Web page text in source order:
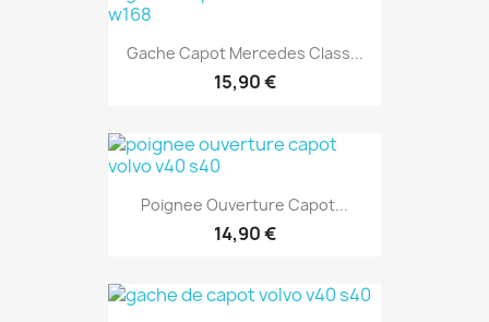
Gache Capot Mercedes Class...
15,90 €
Poignee Ouverture Capot...
14,90 €